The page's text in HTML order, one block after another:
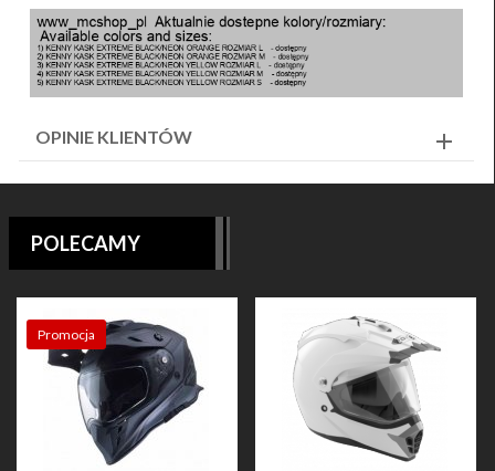
OPINIE KLIENTÓW
POLECAMY
Promocja